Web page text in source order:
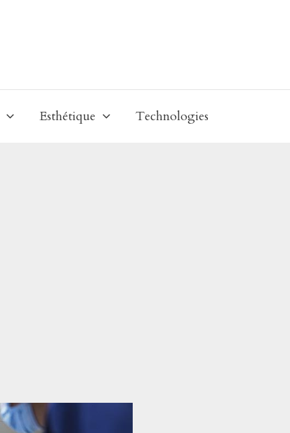
Esthétique Technologies